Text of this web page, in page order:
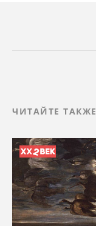
ЧИТАЙТЕ ТАКЖЕ